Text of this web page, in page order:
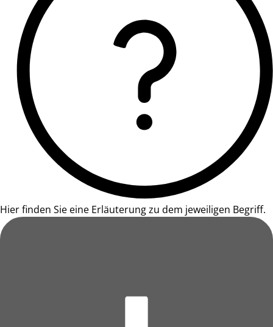
Hier finden Sie eine Erläuterung zu dem jeweiligen Begriff.